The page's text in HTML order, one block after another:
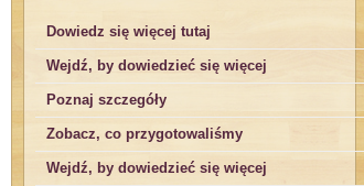
Dowiedz się więcej tutaj
Wejdź, by dowiedzieć się więcej
Poznaj szczegóły
Zobacz, co przygotowaliśmy
Wejdź, by dowiedzieć się więcej